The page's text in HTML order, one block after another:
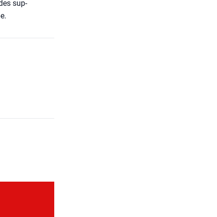
sup­